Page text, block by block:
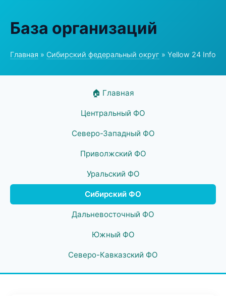
База организаций
Главная » Сибирский федеральный округ » Yellow 24 Info
🏠 Главная
Центральный ФО
Северо-Западный ФО
Приволжский ФО
Уральский ФО
Сибирский ФО
Дальневосточный ФО
Южный ФО
Северо-Кавказский ФО